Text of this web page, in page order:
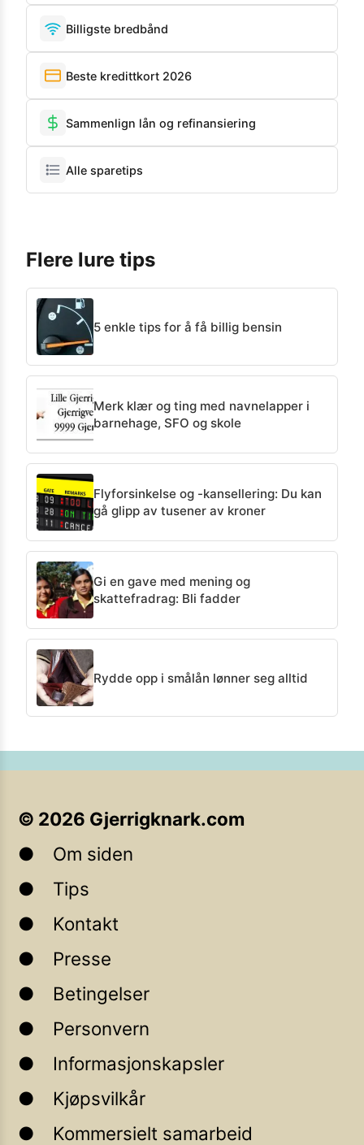
Billigste bredbånd
Beste kredittkort 2026
Sammenlign lån og refinansiering
Alle sparetips
Flere lure tips
5 enkle tips for å få billig bensin
Merk klær og ting med navnelapper i
barnehage, SFO og skole
Flyforsinkelse og -kansellering: Du kan
gå glipp av tusener av kroner
Gi en gave med mening og
skattefradrag: Bli fadder
Rydde opp i smålån lønner seg alltid
© 2026 Gjerrigknark.com
Om siden
Tips
Kontakt
Presse
Betingelser
Personvern
Informasjonskapsler
Kjøpsvilkår
Kommersielt samarbeid